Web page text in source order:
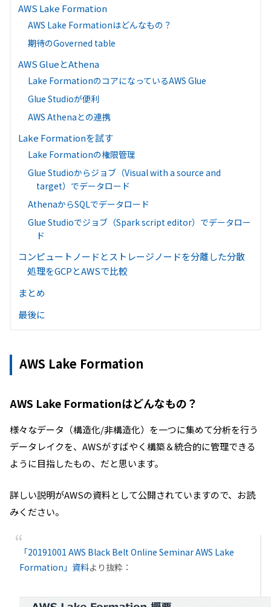
AWS Lake Formation
AWS Lake Formationはどんなもの？
期待のGoverned table
AWS GlueとAthena
Lake FormationのコアになっているAWS Glue
Glue Studioが便利
AWS Athenaとの連携
Lake Formationを試す
Lake Formationの権限管理
Glue Studioからジョブ（Visual with a source and
target）でデータロード
AthenaからSQLでデータロード
Glue Studioでジョブ（Spark script editor）でデータロー
ド
コンピュートノードとストレージノードを分離した分散
処理をGCPとAWSで比較
まとめ
最後に
AWS Lake Formation
AWS Lake Formationはどんなもの？
様々なデータ（構造化/非構造化）を一つに集めて分析を行う
データレイクを、AWSがすばやく構築＆統合的に管理できる
ように目指したもの、だと思います。
詳しい説明がAWSの資料として公開されていますので、お読
みください。
「20191001 AWS Black Belt Online Seminar AWS Lake
Formation」資料より抜粋：